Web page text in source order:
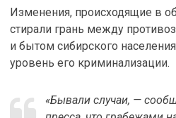
Изменения, происходящие в
стирали грань между
и бытом сибирского
уровень его криминализации.
«Бывали случаи, —